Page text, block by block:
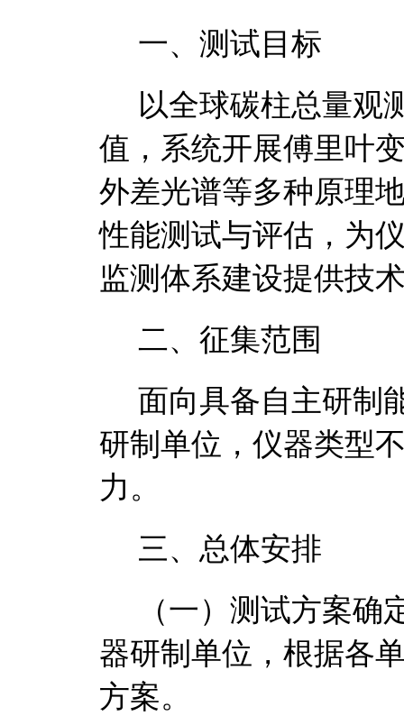
一、测试目标
以全球碳柱总量观
值，系统开展傅里叶
外差光谱等多种原理
性能测试与评估 ， 为
监测体系建设提供技
二、征集范围
面向具备自主研制
研制单位，仪器类型
力。
三、总体安排
（一） 测试方案确
器研制单位， 根据各
方案。